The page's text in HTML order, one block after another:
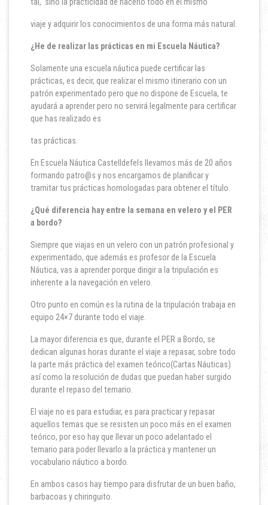
tal, sino la practicidad de hacerlo todo en el mismo
viaje y adquirir los conocimientos de una forma más natural.
¿He de realizar las prácticas en mi Escuela Náutica?
Solamente una escuela náutica puede certificar las
prácticas, es decir, que realizar el mismo itinerario con un
patrón experimentado pero que no dispone de Escuela, te
ayudará a aprender pero no servirá legalmente para certificar
que has realizado es
tas prácticas.
En Escuela Náutica Castelldefels llevamos más de 20 años
formando patro@s y nos encargamos de planificar y
tramitar tus prácticas homologadas para obtener el título.
¿Qué diferencia hay entre la semana en velero y el PER
a bordo?
Siempre que viajas en un velero con un patrón profesional y
experimentado, que además es profesor de la Escuela
Náutica, vas a aprender porque dirigir a la tripulación es
inherente a la navegación en velero.
Otro punto en común es la rutina de la tripulación trabaja en
equipo 24×7 durante todo el viaje.
La mayor diferencia es que, durante el PER a Bordo, se
dedican algunas horas durante el viaje a repasar, sobre todo
la parte más práctica del examen teórico(Cartas Náuticas)
así como la resolución de dudas que puedan haber surgido
durante el repaso del temario.
El viaje no es para estudiar, es para practicar y repasar
aquellos temas que se resisten un poco más en el examen
teórico, por eso hay que llevar un poco adelantado el
temario para poder llevarlo a la práctica y mantener un
vocabulario náutico a bordo.
En ambos casos hay tiempo para disfrutar de un buen baño,
barbacoas y chiringuito.